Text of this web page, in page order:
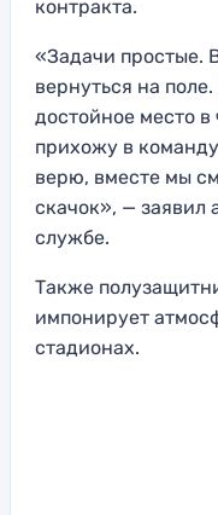
контракта.
«Задачи простые.
вернуться на
достойное место
прихожу в
верю, вместе мы
скачок», — заявил
службе.
Также
импонирует
стадионах.